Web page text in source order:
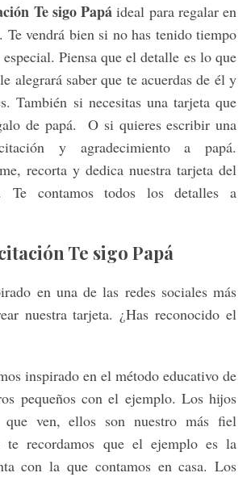
Te sigo Papá ideal para regalar en
. Te vendrá bien si no has tenido tiempo
Piensa que el detalle es lo que
alegrará saber que te acuerdas de él y
También si necesitas una tarjeta que
de papá. O si quieres escribir una
y agradecimiento a papá.
recorta y dedica nuestra tarjeta del
Te contamos todos los detalles a
Te sigo Papá
en una de las redes sociales más
nuestra tarjeta. ¿Has reconocido el
inspirado en el método educativo de
pequeños con el ejemplo. Los hijos
ven, ellos son nuestro más fiel
te recordamos que el ejemplo es la
con la que contamos en casa. Los